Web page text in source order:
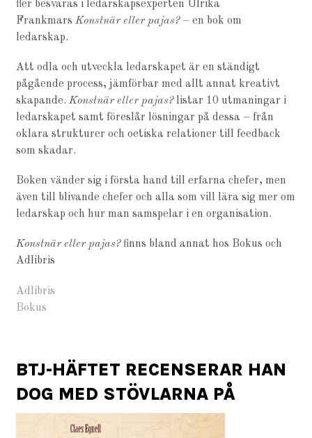
fler besvaras i ledarskapsexperten Ulrika
FrankmarsKonstnär eller pajas?– en bok om
ledarskap.
Att odla och utveckla ledarskapet är en ständigt
pågående process, jämförbar med allt annat kreativt
skapande.Konstnär eller pajas?listar 10 utmaningar i
ledarskapet samt föreslår lösningar på dessa – från
oklara strukturer och oetiska relationer till feedback
som skadar.
Boken vänder sig i första hand till erfarna chefer, men
även till blivande chefer och alla som vill lära sig mer om
ledarskap och hur man samspelar i en organisation.
Konstnär eller pajas?finns bland annat hos Bokus och
Adlibris
Adlibris
Bokus
BTJ-HÄFTET RECENSERAR HAN
DOG MED STÖVLARNA PÅ